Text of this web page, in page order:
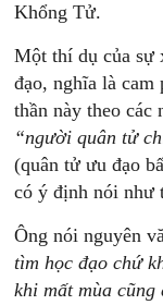
Khổng Tử.
Một thí dụ của sự
đạo, nghĩa là
thần này theo
“người quân tử
(quân tử ưu đạo
có ý định nói như
Ông nói nguyên
tìm học đạo chứ
khi mất mùa